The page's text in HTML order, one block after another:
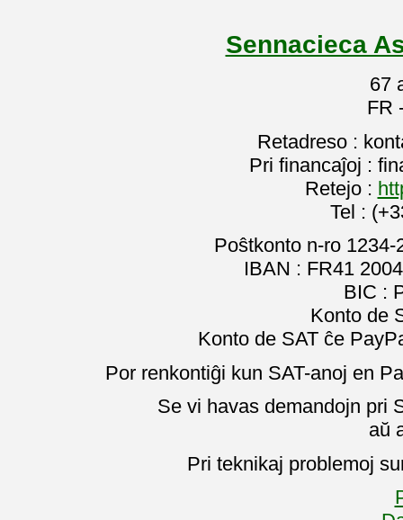
Sennacieca
67
FR
Retadreso :
Pri financaĵoj :
Retejo :
Tel :
Poŝtkonto n-ro
IBAN : FR41
BIC :
Konto de
Konto de SAT ĉe
Por renkontiĝi kun SAT-anoj en
Se vi havas demandojn pri
aŭ
Pri teknikaj problemoj